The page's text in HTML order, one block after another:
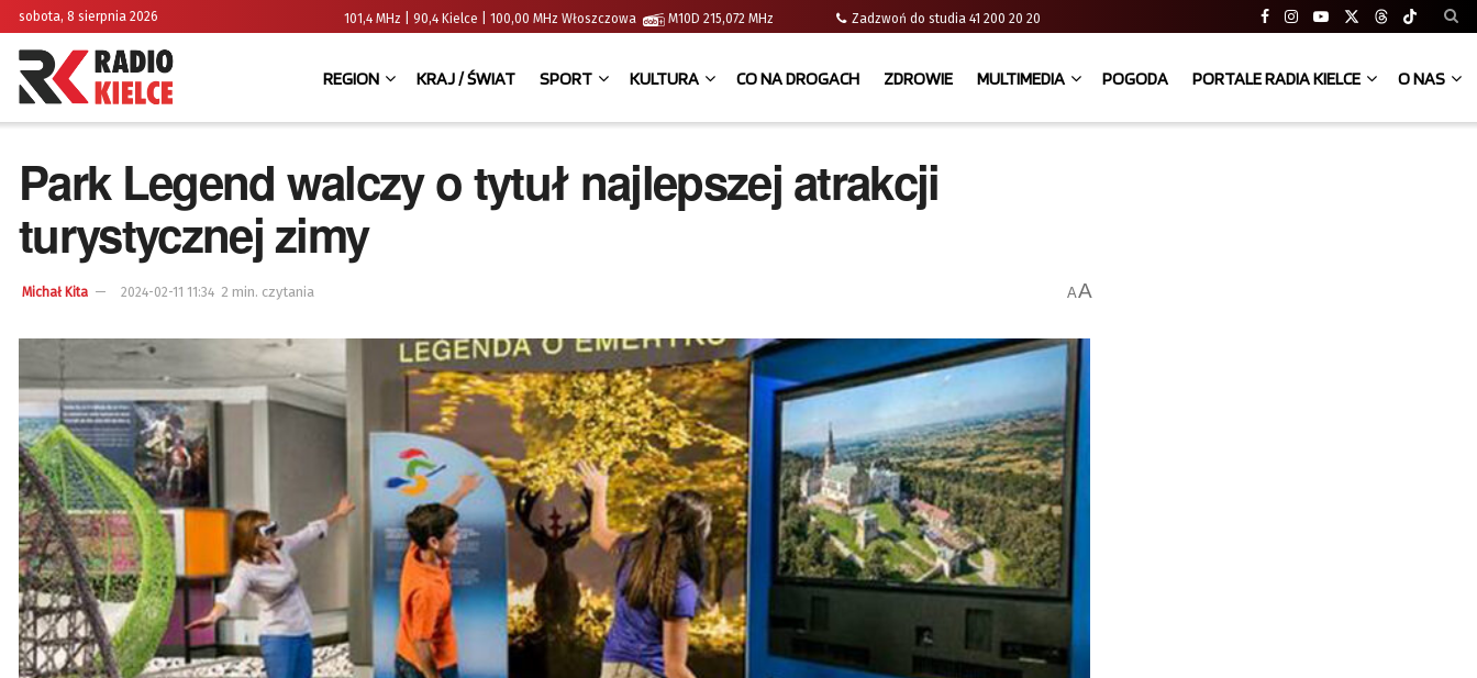
sobota, 8 sierpnia 2026 101,4 MHz | 90,4 Kielce | 100,00 MHz Włoszczowa M10D 215,072 MHz Zadzwoń do studia 41 200 20 20
REGION KRAJ / ŚWIAT SPORT KULTURA CO NA DROGACH ZDROWIE MULTIMEDIA POGODA PORTALE RADIA KIELCE O NAS
Park Legend walczy o tytuł najlepszej atrakcji
turystycznej zimy
Michał Kita 2024-02-11 11:34 2 min. czytania AA